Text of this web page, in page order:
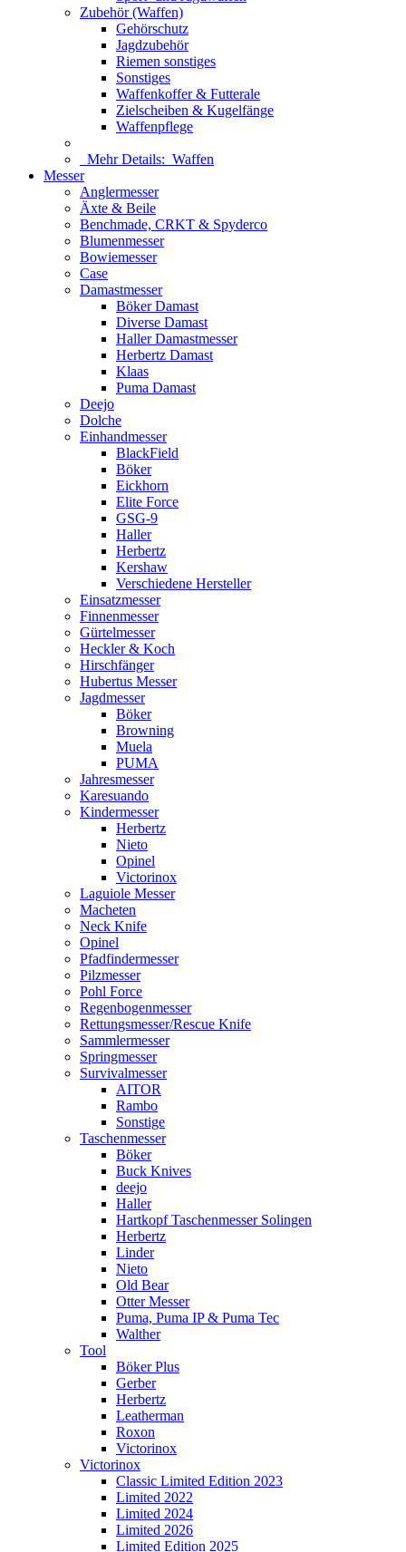
Zubehör (Waffen)
Gehörschutz
Jagdzubehör
Riemen sonstiges
Sonstiges
Waffenkoffer & Futterale
Zielscheiben & Kugelfänge
Waffenpflege
Mehr Details: Waffen
Messer
Anglermesser
Äxte & Beile
Benchmade, CRKT & Spyderco
Blumenmesser
Bowiemesser
Case
Damastmesser
Böker Damast
Diverse Damast
Haller Damastmesser
Herbertz Damast
Klaas
Puma Damast
Deejo
Dolche
Einhandmesser
BlackField
Böker
Eickhorn
Elite Force
GSG-9
Haller
Herbertz
Kershaw
Verschiedene Hersteller
Einsatzmesser
Finnenmesser
Gürtelmesser
Heckler & Koch
Hirschfänger
Hubertus Messer
Jagdmesser
Böker
Browning
Muela
PUMA
Jahresmesser
Karesuando
Kindermesser
Herbertz
Nieto
Opinel
Victorinox
Laguiole Messer
Macheten
Neck Knife
Opinel
Pfadfindermesser
Pilzmesser
Pohl Force
Regenbogenmesser
Rettungsmesser/Rescue Knife
Sammlermesser
Springmesser
Survivalmesser
AITOR
Rambo
Sonstige
Taschenmesser
Böker
Buck Knives
deejo
Haller
Hartkopf Taschenmesser Solingen
Herbertz
Linder
Nieto
Old Bear
Otter Messer
Puma, Puma IP & Puma Tec
Walther
Tool
Böker Plus
Gerber
Herbertz
Leatherman
Roxon
Victorinox
Victorinox
Classic Limited Edition 2023
Limited 2022
Limited 2024
Limited 2026
Limited Edition 2025